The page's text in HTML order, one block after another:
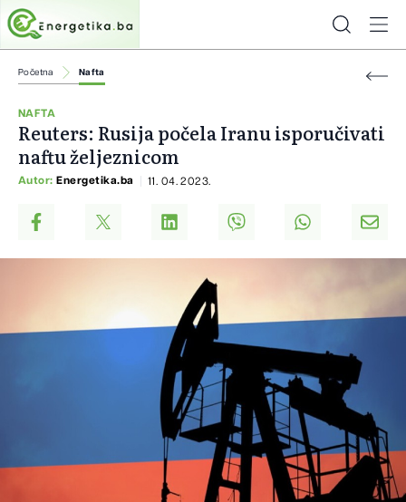
Početna Nafta
NAFTA
Reuters: Rusija počela Iranu isporučivati
naftu željeznicom
Autor: Energetika.ba 11. 04. 2023.